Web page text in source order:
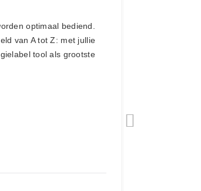
optimaal bediend.
van A tot Z: met jullie
tool als grootste